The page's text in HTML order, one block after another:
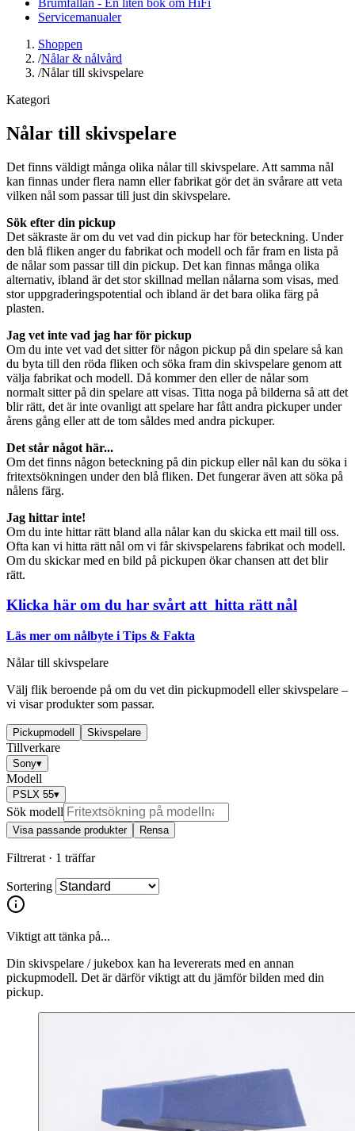
Servicemanualer
Shoppen
/Nålar & nålvård
/Nålar till skivspelare
Kategori
Nålar till skivspelare
Det finns väldigt många olika nålar till skivspelare. Att samma nål
kan finnas under flera namn eller fabrikat gör det än svårare att veta
vilken nål som passar till just din skivspelare.
Sök efter din pickup
Det säkraste är om du vet vad din pickup har för beteckning. Under
den blå fliken anger du fabrikat och modell och får fram en lista på
de nålar som passar till din pickup. Det kan finnas många olika
alternativ, ibland är det stor skillnad mellan nålarna som visas, med
stor uppgraderingspotential och ibland är det bara olika färg på
plasten.
Jag vet inte vad jag har för pickup
Om du inte vet vad det sitter för någon pickup på din spelare så kan
du byta till den röda fliken och söka fram din skivspelare genom att
välja fabrikat och modell. Då kommer den eller de nålar som
normalt sitter på din spelare att visas. Titta noga på bilderna så att det
blir rätt, det är inte ovanligt att spelare har fått andra pickuper under
årens gång eller att de tom såldes med andra pickuper.
Det står något här...
Om det finns någon beteckning på din pickup eller nål kan du söka i
fritextsökningen under den blå fliken. Det fungerar även att söka på
nålens färg.
Jag hittar inte!
Om du inte hittar rätt bland alla nålar kan du skicka ett mail till oss.
Ofta kan vi hitta rätt nål om vi får skivspelarens fabrikat och modell.
Om du skickar med en bild på pickupen ökar chansen att det blir
rätt.
Klicka här om du har svårt att hitta rätt nål
Läs mer om nålbyte i Tips & Fakta
Nålar till skivspelare
Välj flik beroende på om du vet din pickupmodell eller skivspelare –
vi visar produkter som passar.
Pickupmodell Skivspelare
Tillverkare
Sony▾
Modell
PSLX 55▾
Sök modell
Visa passande produkter Rensa
Filtrerat · 1 träffar
Sortering
Viktigt att tänka på...
Din skivspelare / jukebox kan ha levererats med en annan
pickupmodell. Det är därför viktigt att du jämför bilden med din
pickup.